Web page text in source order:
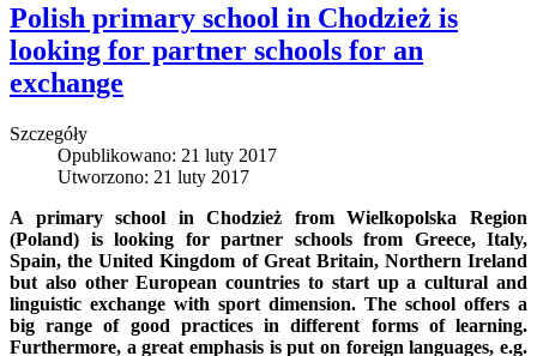
Polish primary school in Chodzież is
looking for partner schools for an
exchange
Szczegóły
Opublikowano: 21 luty 2017
Utworzono: 21 luty 2017
A primary school in Chodzież from Wielkopolska Region
(Poland) is looking for partner schools from Greece, Italy,
Spain, the United Kingdom of Great Britain, Northern Ireland
but also other European countries to start up a cultural and
linguistic exchange with sport dimension. The school offers a
big range of good practices in different forms of learning.
Furthermore, a great emphasis is put on foreign languages, e.g.